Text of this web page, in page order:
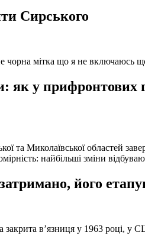
Сирського
чорна мітка що я не включаюсь
як у прифронтових
та Миколаївської областей
найбільші зміни
його
закрита в’язниця у 1963 році,